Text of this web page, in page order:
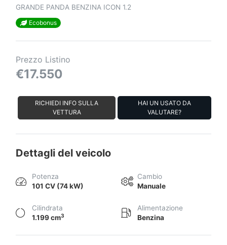
GRANDE PANDA BENZINA ICON 1.2
Ecobonus
Prezzo Listino
€17.550
RICHIEDI INFO SULLA
VETTURA
HAI UN USATO DA
VALUTARE?
Dettagli del veicolo
Potenza
101 CV (74 kW)
Cambio
Manuale
Cilindrata
1.199 cm3
Alimentazione
Benzina